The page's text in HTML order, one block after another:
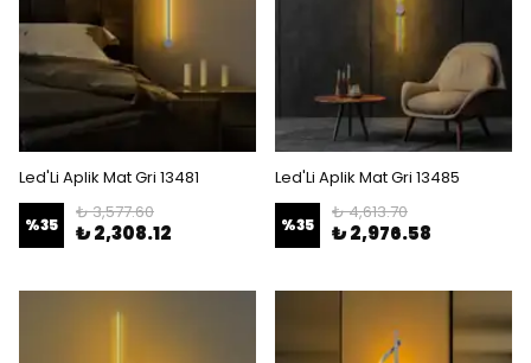
Led'Li Aplik Mat Gri 13481
%35
₺ 3,577.60
₺ 2,308.12
Led'Li Aplik Mat Gri 13485
%35
₺ 4,613.70
₺ 2,976.58